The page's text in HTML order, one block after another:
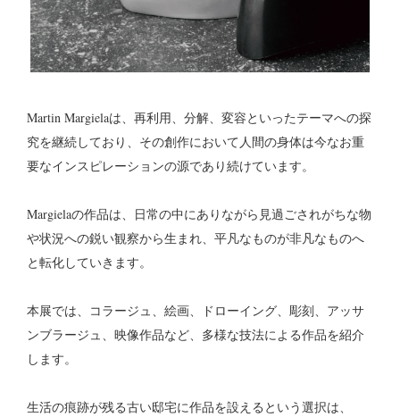
Martin Margielaは、再利用、分解、変容といったテーマへの探
究を継続しており、その創作において人間の身体は今なお重
要なインスピレーションの源であり続けています。
Margielaの作品は、日常の中にありながら見過ごされがちな物
や状況への鋭い観察から生まれ、平凡なものが非凡なものへ
と転化していきます。
本展では、コラージュ、絵画、ドローイング、彫刻、アッサ
ンブラージュ、映像作品など、多様な技法による作品を紹介
します。
生活の痕跡が残る古い邸宅に作品を設えるという選択は、